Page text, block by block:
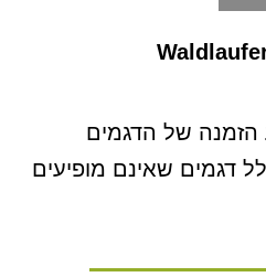
הזמנה של הדגמים
דגמים שאינם מופיעים